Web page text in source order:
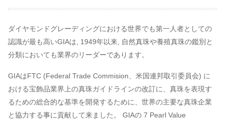
ダイヤモンドグレーディングにおける世界でも第一人者としての
認識が最も高いGIAは, 1949年以来, 自然真珠や養殖真珠の鑑別と
分類においても業界のリーダーであります。
GIAはFTC (Federal Trade Commision、米国連邦取引委員会) に
おける宝飾品業界上の真珠ガイドラインの改訂に、真珠を表現す
るための総合的な基準を開発するために、世界の主要な真珠企業
と協力する事に貢献して来ました。 GIAの 7 Pearl Value